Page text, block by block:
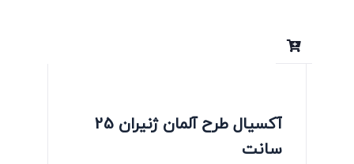
آکسیال طرح آلمان ژنیران 25
سانت